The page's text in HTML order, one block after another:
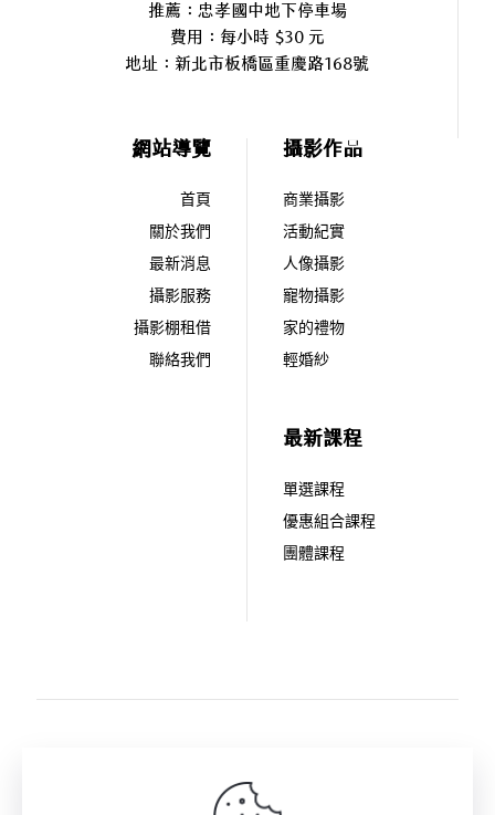
推薦：忠孝國中地下停車場
費用：每小時 $30 元
地址： 新北市板橋區重慶路168號
網站導覽
首頁
關於我們
最新消息
攝影服務
攝影棚租借
聯絡我們
攝影作品
商業攝影
活動紀實
人像攝影
寵物攝影
家的禮物
輕婚紗
最新課程
單選課程
優惠組合課程
團體課程